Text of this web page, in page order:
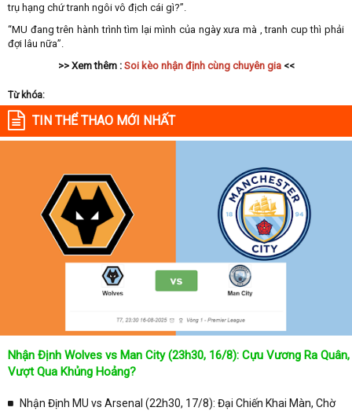
trụ hạng chứ tranh ngôi vô địch cái gì?”.
“MU đang trên hành trình tìm lại mình của ngày xưa mà , tranh cup thì phải
đợi lâu nữa”.
>> Xem thêm : Soi kèo nhận định cùng chuyên gia<<
Từ khóa:
TIN THỂ THAO MỚI NHẤT
Nhận Định Wolves vs Man City (23h30, 16/8): Cựu Vương Ra Quân,
Vượt Qua Khủng Hoảng?
Nhận Định MU vs Arsenal (22h30, 17/8): Đại Chiến Khai Màn, Chờ